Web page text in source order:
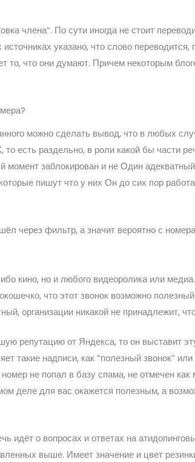
члена”. По сути иногда не стоит
указано, что слово переводится,
то, что они думают. Причем некоторым
можно сделать вывод, что в любых
раздельно, в роли какой бы части
заблокирован и не Один адекватный
пишут что у них Он до сих пор
через фильтр, а значит вероятно с
кино, но и любого видеоролика или медиа.
что этот звонок возможно полезный.
организации никакой не принадлежит,
репутацию от Яндекса, то он выставит
такие надписи, как “полезный звонок” или
не попал в базу спама, не отмечен
деле для вас окажется полезным, а
о вопросах и ответах на
выше. Имеет значение и цвет